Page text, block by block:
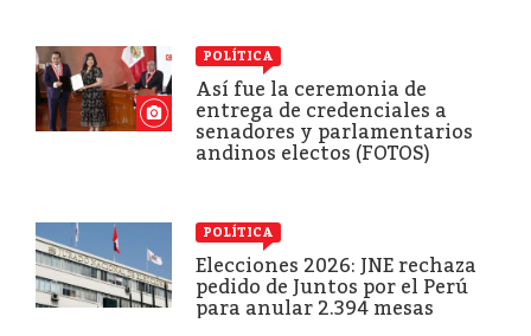
POLÍTICA
Así fue la ceremonia de
entrega de credenciales a
senadores y parlamentarios
andinos electos (FOTOS)
POLÍTICA
Elecciones 2026: JNE rechaza
pedido de Juntos por el Perú
para anular 2.394 mesas